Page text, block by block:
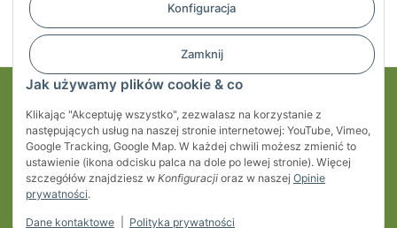
Konfiguracja
Zamknij
Jak używamy plików cookie & co
Klikając "Akceptuję wszystko", zezwalasz na korzystanie z
następujących usług na naszej stronie internetowej: YouTube, Vimeo,
Google Tracking, Google Map. W każdej chwili możesz zmienić to
ustawienie (ikona odcisku palca na dole po lewej stronie). Więcej
szczegółów znajdziesz w Konfiguracji oraz w naszej Opinie
prywatności.
Dane kontaktowe Polityka prywatności
Regulaminy
Informacje